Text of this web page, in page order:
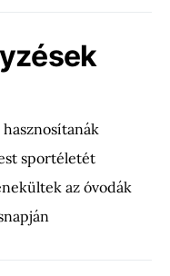
sportéletét
az óvodák